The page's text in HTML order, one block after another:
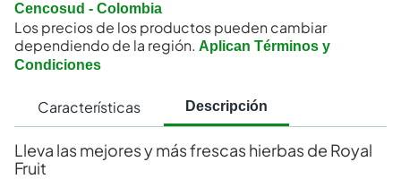
Cencosud - Colombia
Los precios de los productos pueden cambiar
dependiendo de la región. Aplican Términos y
Condiciones
Características Descripción
Lleva las mejores y más frescas hierbas de Royal
Fruit